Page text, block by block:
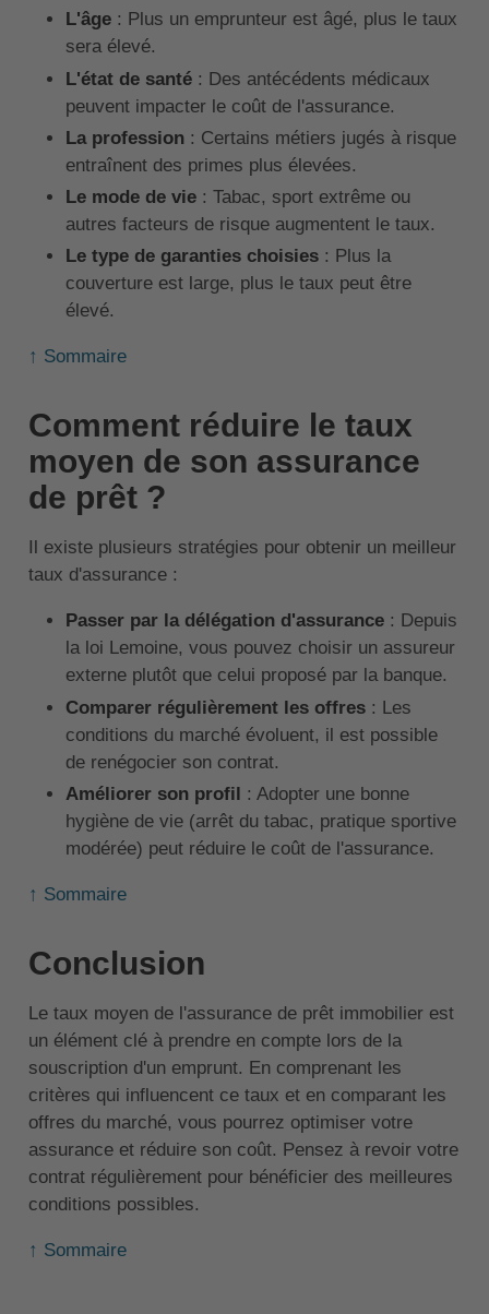
L'âge: Plus un emprunteur est âgé, plus le taux
sera élevé.
L'état de santé: Des antécédents médicaux
peuvent impacter le coût de l'assurance.
La profession: Certains métiers jugés à risque
entraînent des primes plus élevées.
Le mode de vie: Tabac, sport extrême ou
autres facteurs de risque augmentent le taux.
Le type de garanties choisies: Plus la
couverture est large, plus le taux peut être
élevé.
↑ Sommaire
Comment réduire le taux
moyen de son assurance
de prêt ?
Il existe plusieurs stratégies pour obtenir un meilleur
taux d'assurance :
Passer par la délégation d'assurance: Depuis
la loi Lemoine, vous pouvez choisir un assureur
externe plutôt que celui proposé par la banque.
Comparer régulièrement les offres: Les
conditions du marché évoluent, il est possible
de renégocier son contrat.
Améliorer son profil : Adopter une bonne
hygiène de vie (arrêt du tabac, pratique sportive
modérée) peut réduire le coût de l'assurance.
↑ Sommaire
Conclusion
Le taux moyen de l'assurance de prêt immobilier est
un élément clé à prendre en compte lors de la
souscription d'un emprunt. En comprenant les
critères qui influencent ce taux et en comparant les
offres du marché, vous pourrez optimiser votre
assurance et réduire son coût. Pensez à revoir votre
contrat régulièrement pour bénéficier des meilleures
conditions possibles.
↑ Sommaire